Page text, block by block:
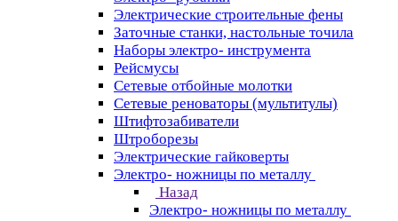
Электрические строительные фены
Заточные станки, настольные точила
Наборы электро- инструмента
Рейсмусы
Сетевые отбойные молотки
Сетевые реноваторы (мультитулы)
Штифтозабиватели
Штроборезы
Электрические гайковерты
Электро- ножницы по металлу
Назад
Электро- ножницы по металлу